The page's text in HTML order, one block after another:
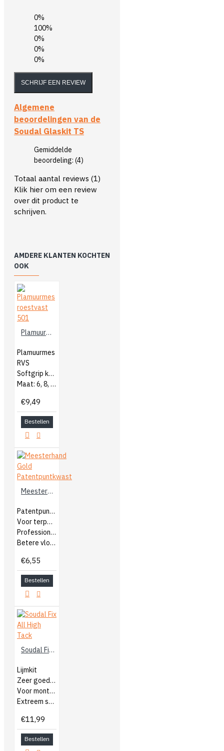
0%
100%
0%
0%
0%
SCHRIJF EEN REVIEW
Algemene
beoordelingen van de
Soudal Glaskit TS
Gemiddelde
beoordeling: (4)
Totaal aantal reviews (1)
Klik hier om een review
over dit product te
schrijven.
AMDERE KLANTEN KOCHTEN
OOK
Plamuurmes roestvast 501
Plamuurmes
RVS
Softgrip kunststof handgreep
Maat: 6, 8, 10 of 12cm
€9,49
Bestellen
Meesterhand Gold Patentpuntkwast
Patentpuntkwast
Voor terpentine verf
Professionele kwast
Betere vloeiing van de verf
€6,55
Bestellen
Soudal Fix All High Tack
Lijmkit
Zeer goede hechting
Voor monteren en afdichten
Extreem sterk
€11,99
Bestellen